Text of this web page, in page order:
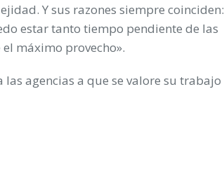
Y sus razones siempre coinciden:
estar tanto tiempo pendiente de las
máximo provecho».
las agencias a que se valore su trabajo